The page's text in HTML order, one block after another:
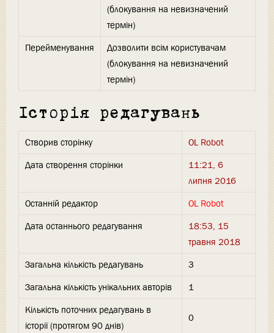
(блокування на невизначений
термін)
Перейменування
Дозволити всім користувачам
(блокування на невизначений
термін)
Історія редагувань
Створив сторінку
OL Robot
Дата створення сторінки
11:21, 6
липня 2016
Останній редактор
OL Robot
Дата останнього редагування
18:53, 15
травня 2018
Загальна кількість редагувань
3
Загальна кількість унікальних авторів
1
Кількість поточних редагувань в
історії (протягом 90 днів)
0